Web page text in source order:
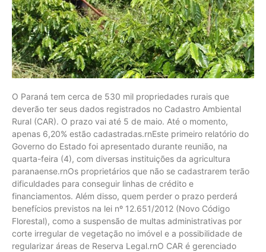
O Paraná tem cerca de 530 mil propriedades rurais que
deverão ter seus dados registrados no Cadastro Ambiental
Rural (CAR). O prazo vai até 5 de maio. Até o momento,
apenas 6,20% estão cadastradas.rnEste primeiro relatório do
Governo do Estado foi apresentado durante reunião, na
quarta-feira (4), com diversas instituições da agricultura
paranaense.rnOs proprietários que não se cadastrarem terão
dificuldades para conseguir linhas de crédito e
financiamentos. Além disso, quem perder o prazo perderá
benefícios previstos na lei nº 12.651/2012 (Novo Código
Florestal), como a suspensão de multas administrativas por
corte irregular de vegetação no imóvel e a possibilidade de
regularizar áreas de Reserva Legal.rnO CAR é gerenciado